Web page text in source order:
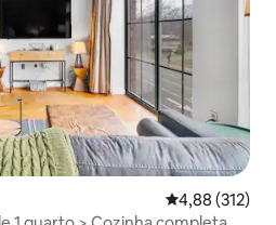
4,88 de uma
4,88 (312)